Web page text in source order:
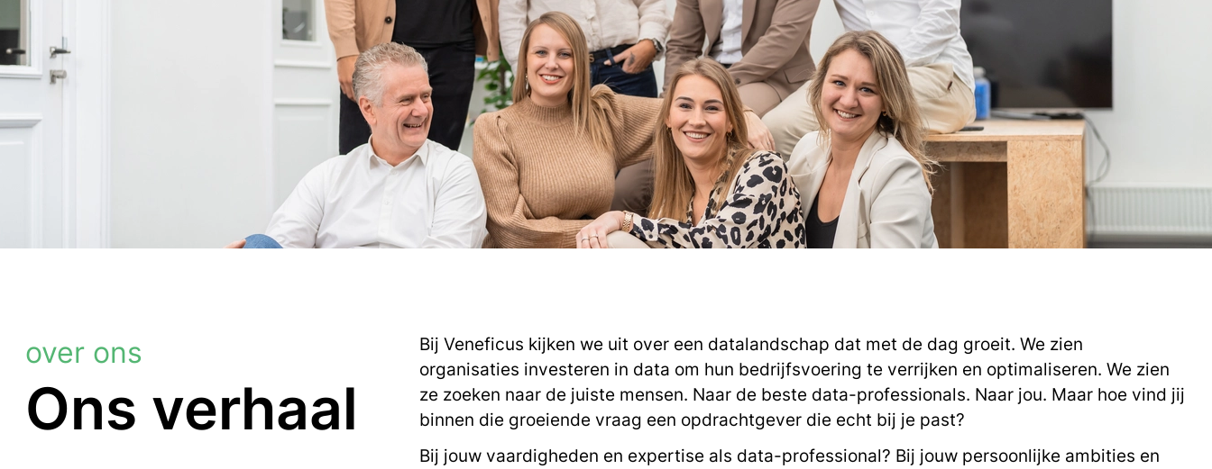
over ons
Ons verhaal
Bij Veneficus kijken we uit over een datalandschap dat met de dag groeit. We zien
organisaties investeren in data om hun bedrijfsvoering te verrijken en optimaliseren. We zien
ze zoeken naar de juiste mensen. Naar de beste data-professionals. Naar jou. Maar hoe vind jij
binnen die groeiende vraag een opdrachtgever die echt bij je past?
Bij jouw vaardigheden en expertise als data-professional? Bij jouw persoonlijke ambities en